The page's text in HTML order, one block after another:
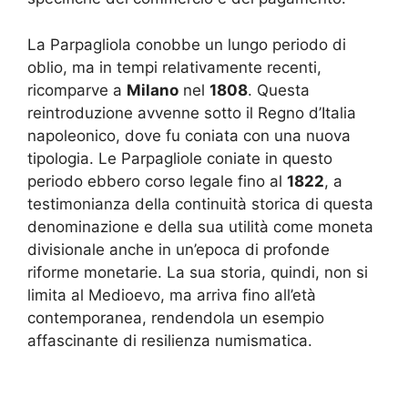
La Parpagliola conobbe un lungo periodo di
oblio, ma in tempi relativamente recenti,
ricomparve a Milano nel 1808. Questa
reintroduzione avvenne sotto il Regno d’Italia
napoleonico, dove fu coniata con una nuova
tipologia. Le Parpagliole coniate in questo
periodo ebbero corso legale fino al 1822, a
testimonianza della continuità storica di questa
denominazione e della sua utilità come moneta
divisionale anche in un’epoca di profonde
riforme monetarie. La sua storia, quindi, non si
limita al Medioevo, ma arriva fino all’età
contemporanea, rendendola un esempio
affascinante di resilienza numismatica.